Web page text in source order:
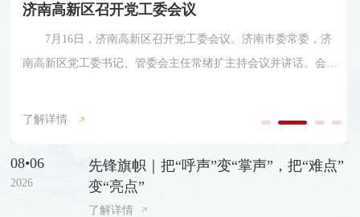
。会议
济南高新区优秀共产党员、优秀党务工作者和
进基层党...
在即将迎来中国共产党成立105周年之际，6月27日，济
任杨福涛主持会议。会上，济南高新区党工委委员、党群工
部长许盈盈宣读了《关于表彰济南高新区优秀共产党员、优
务工作者和先进基层党组织的决定》，与会领导为受表彰代
了解详情
08•06
2026
先锋旗帜｜把“呼声”变“掌声”，把“难点”
变“亮点”
了解详情